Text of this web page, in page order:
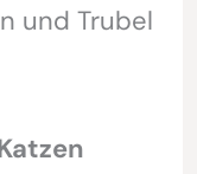
und Trubel